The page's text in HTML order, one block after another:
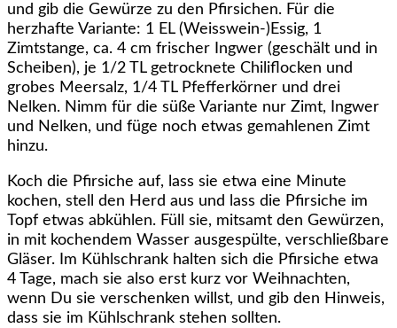
und gib die Gewürze zu den Pfirsichen. Für die
herzhafte Variante: 1 EL (Weisswein-)Essig, 1
Zimtstange, ca. 4 cm frischer Ingwer (geschält und in
Scheiben), je 1/2 TL getrocknete Chiliflocken und
grobes Meersalz, 1/4 TL Pfefferkörner und drei
Nelken. Nimm für die süße Variante nur Zimt, Ingwer
und Nelken, und füge noch etwas gemahlenen Zimt
hinzu.
Koch die Pfirsiche auf, lass sie etwa eine Minute
kochen, stell den Herd aus und lass die Pfirsiche im
Topf etwas abkühlen. Füll sie, mitsamt den Gewürzen,
in mit kochendem Wasser ausgespülte, verschließbare
Gläser. Im Kühlschrank halten sich die Pfirsiche etwa
4 Tage, mach sie also erst kurz vor Weihnachten,
wenn Du sie verschenken willst, und gib den Hinweis,
dass sie im Kühlschrank stehen sollten.